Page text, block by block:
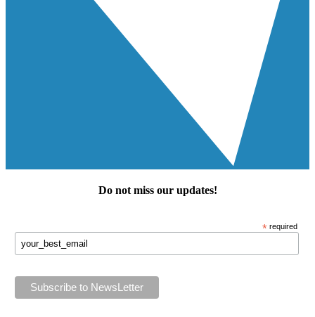
Do not miss our updates!
* required